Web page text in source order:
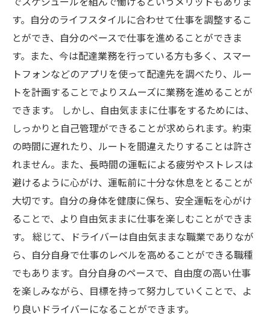
す。自分のライフスタイルに合わせて仕事を調整するこ
とができ、自分のペースで仕事を進めることができま
す。また、今は配達業務を行っている方も多く、スマー
トフォンなどのアプリを使って配達先を調べたり、ルー
トを計画することでよりスムーズに業務を進めることが
できます。 しかし、自由気ままに仕事をするためには、
しっかりと自己管理ができることが求められます。約束
の時間に遅れたり、ルートを間違えたりすることは許さ
れません。また、長時間の運転による疲労やストレスは
避けるように心がけ、運転前に十分な休息をとることが
大切です。自分の身体を健康に保ち、安全運転を心がけ
ることで、より自由気ままに仕事を楽しむことができま
す。 総じて、ドライバーは自由気ままな職業でありなが
ら、自分自身で仕事のレベルを高めることができる職種
でもあります。自分自身のペースで、自由度の高い仕事
を楽しみながら、目標を持って努力していくことで、よ
り良いドライバーになることができます。